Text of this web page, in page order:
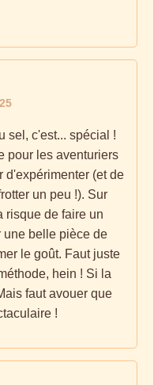
sel, c'est... spécial !
pour les aventuriers
d'expérimenter (et de
un peu !). Sur
risque de faire un
une belle pièce de
le goût. Faut juste
hein ! Si la
faut avouer que
!